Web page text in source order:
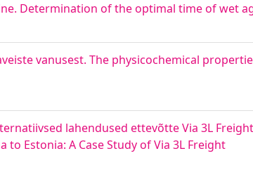
Determination of the optimal time of wet
vanusest. The physicochemical
lahendused ettevõtte Via 3L
Estonia: A Case Study of Via 3L Freight